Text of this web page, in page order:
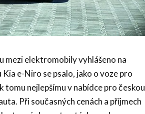
elektromobily vyhlášeno na
e-Niro se psalo, jako o voze pro
nejlepšímu v nabídce pro českou
Při současných cenách a příjmech